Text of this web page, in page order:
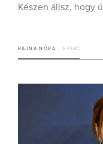
Készen állsz, hogy
RAJNA NÓRA 6 PERC